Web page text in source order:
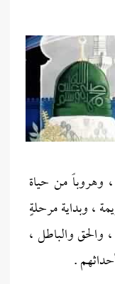
وهروباً من حياة
، وبداية مرحلةٍ
والحق والباطل ،
.